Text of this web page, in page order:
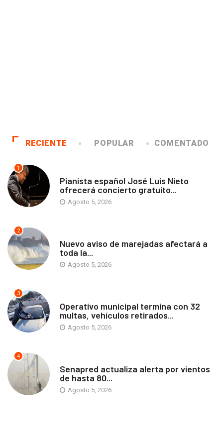
RECIENTE POPULAR COMENTADO
1
Pianista español José Luis Nieto
ofrecerá concierto gratuito...
Agosto 5, 2026
2
Nuevo aviso de marejadas afectará a
toda la...
Agosto 5, 2026
3
Operativo municipal termina con 32
multas, vehículos retirados...
Agosto 5, 2026
4
Senapred actualiza alerta por vientos
de hasta 80...
Agosto 5, 2026